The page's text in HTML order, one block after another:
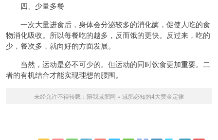
四、少量多餐
一次大量进食后，身体会分泌较多的消化酶，促使人吃的食
物消化吸收。所以每餐吃的越多，反而饿的更快。反过来，吃的
少，餐次多，就向好的方面发展。
当然，运动是必不可少的。但运动的同时饮食更加重要。二
者的有机结合才能实现理想的腰围。
未经允许不得转载： 陪我减肥网 » 减肥必知的4大黄金定律